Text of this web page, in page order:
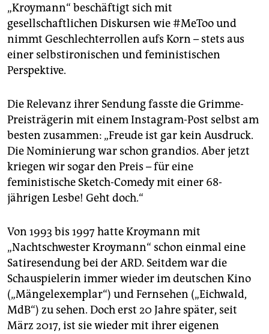
„Kroymann“ beschäftigt sich mit
gesellschaftlichen Diskursen wie #MeToo und
nimmt Geschlechterrollen aufs Korn – stets aus
einer selbstironischen und feministischen
Perspektive.
Die Relevanz ihrer Sendung fasste die Grimme-
Preisträgerin mit einem Instagram-Post selbst am
besten zusammen: „Freude ist gar kein Ausdruck.
Die Nominierung war schon grandios. Aber jetzt
kriegen wir sogar den Preis – für eine
feministische Sketch-Comedy mit einer 68-
jährigen Lesbe! Geht doch.“
Von 1993 bis 1997 hatte Kroymann mit
„Nachtschwester Kroymann“ schon einmal eine
Satiresendung bei der ARD. Seitdem war die
Schauspielerin immer wieder im deutschen Kino
(„Mängel­exemplar“) und Fernsehen („Eichwald,
MdB“) zu sehen. Doch erst 20 Jahre später, seit
März 2017, ist sie wieder mit ihrer eigenen